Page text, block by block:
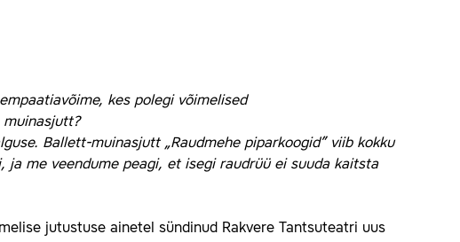
kes polegi võimelised
muinasjutt?
Ballett-muinasjutt „Raudmehe piparkoogid” viib kokku
me veendume peagi, et isegi raudrüü ei suuda kaitsta
jutustuse ainetel sündinud Rakvere Tantsuteatri uus